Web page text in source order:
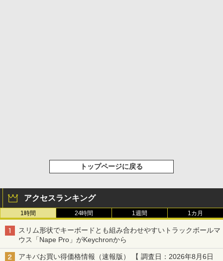
トップページに戻る
アクセスランキング
1時間 24時間 1週間 1カ月
スリム形状でキーボードとも組み合わせやすいトラックボールマ
ウス「Nape Pro」がKeychronから
アキバお買い得価格情報（速報版） 【 調査日：2026年8月6日